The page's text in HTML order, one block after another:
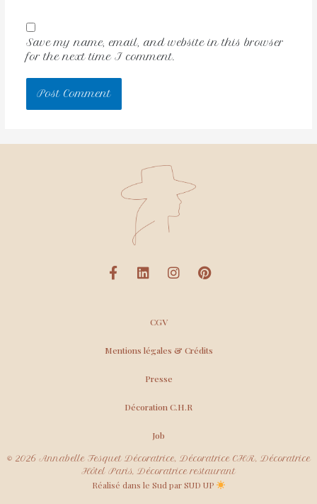
Save my name, email, and website in this browser
for the next time I comment.
CGV
Mentions légales & Crédits
Presse
Décoration C.H.R
Job
© 2026 Annabelle Fesquet Décoratrice, Décoratrice CHR, Décoratrice
Hôtel Paris, Décoratrice restaurant
Réalisé dans le Sud par SUD UP